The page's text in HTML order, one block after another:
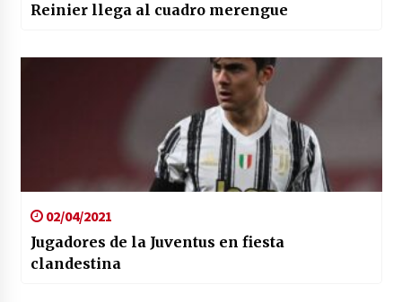
Reinier llega al cuadro merengue
02/04/2021
Jugadores de la Juventus en fiesta
clandestina